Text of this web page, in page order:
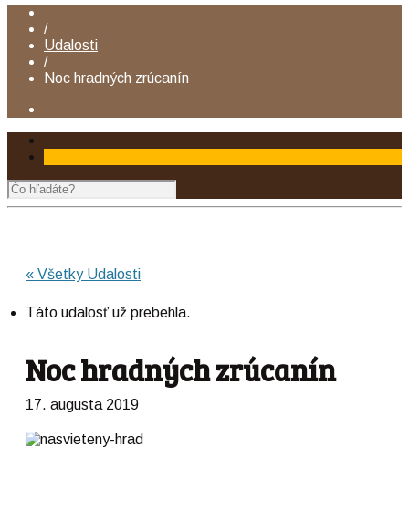
/
Udalosti
/
Noc hradných zrúcanín
« Všetky Udalosti
Táto udalosť už prebehla.
Noc hradných zrúcanín
17. augusta 2019